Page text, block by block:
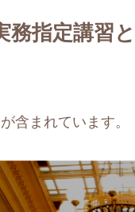
務指定講習
含まれています。